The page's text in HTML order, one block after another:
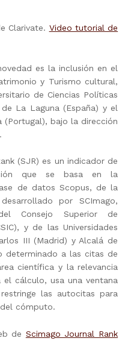
Clarivate. Video tutorial de
es la inclusión en el
y Turismo cultural,
de Ciencias Políticas
La Laguna (España) y el
(Portugal), bajo la dirección
(SJR) es un indicador de
que se basa en la
de datos Scopus, de la
por SCImago,
Consejo Superior de
y de las Universidades
III (Madrid) y Alcalá de
determinado a las citas de
científica y la relevancia
cálculo, usa una ventana
las autocitas para
cómputo.
de Scimago Journal Rank